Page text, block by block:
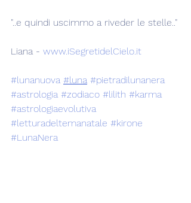
"..e quindi uscimmo a riveder le stelle.."
Liana - www.iSegretidelCielo.it
#lunanuova #luna #pietradilunanera
#astrologia #zodiaco #lilith #karma
#astrologiaevolutiva
#letturadeltemanatale #kirone
#LunaNera